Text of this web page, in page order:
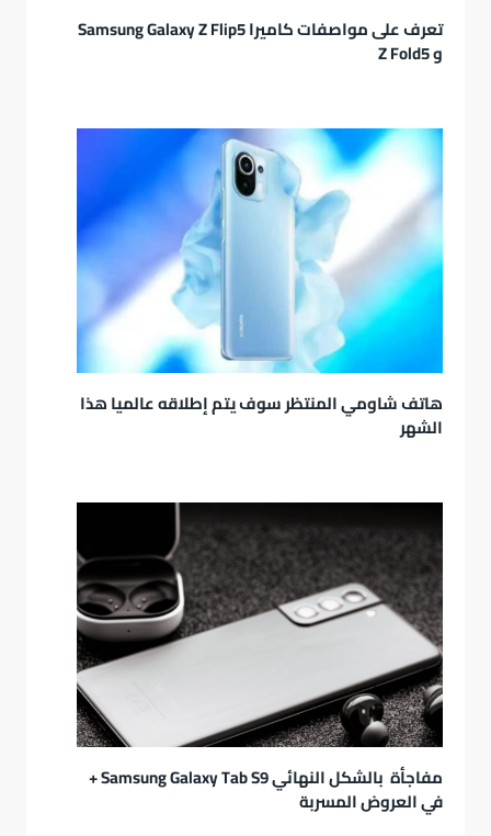
تعرف على مواصفات كاميرا Samsung Galaxy Z Flip5
و Z Fold5
هاتف شاومي المنتظر سوف يتم إطلاقه عالميا هذا
الشهر
مفاجأة بالشكل النهائي Samsung Galaxy Tab S9 +
في العروض المسربة